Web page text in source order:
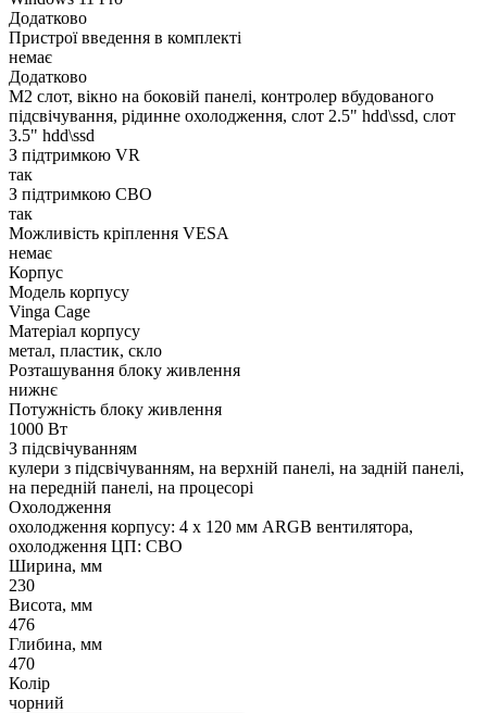
Додатково
Пристрої введення в комплекті
немає
Додатково
M2 слот, вікно на боковій панелі, контролер вбудованого
підсвічування, рідинне охолодження, слот 2.5" hdd\ssd, слот
3.5" hdd\ssd
З підтримкою VR
так
З підтримкою СВО
так
Можливість кріплення VESA
немає
Корпус
Модель корпусу
Vinga Cage
Матеріал корпусу
метал, пластик, скло
Розташування блоку живлення
нижнє
Потужність блоку живлення
1000 Вт
З підсвічуванням
кулери з підсвічуванням, на верхній панелі, на задній панелі,
на передній панелі, на процесорі
Охолодження
охолодження корпусу: 4 x 120 мм ARGB вентилятора,
охолодження ЦП: СВО
Ширина, мм
230
Висота, мм
476
Глибина, мм
470
Колір
чорний